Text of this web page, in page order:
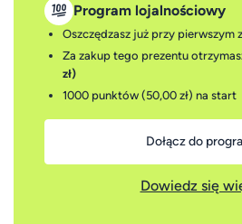
Program lojalnościowy
Oszczędzasz już przy pierwszym
Za zakup tego prezentu
zł)
1000 punktów (50,00 zł) na start
Dołącz do
Dowiedz się